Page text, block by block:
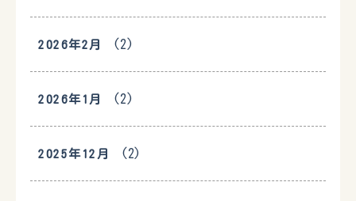
2026年2月 (2)
2026年1月 (2)
2025年12月 (2)